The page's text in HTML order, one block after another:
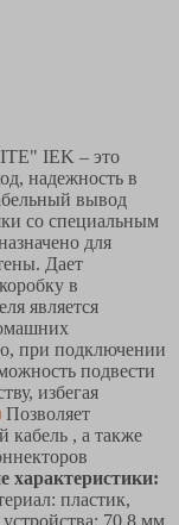
IEK – это
надежность в
вывод
со специальным
для
Дает
в
является
при подключении
подвести
избегая
Позволяет
кабель , а также
характеристики:
пластик,
70,8 мм